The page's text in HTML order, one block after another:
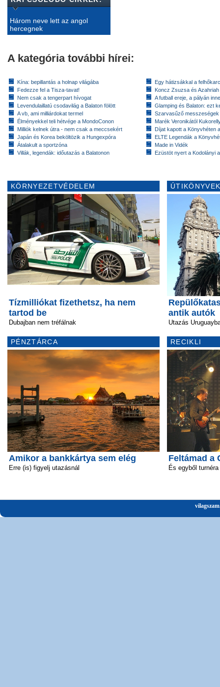
Három neve lett az angol
hercegnek
A kategória további hírei:
Kína: bepillantás a holnap világába
Fedezze fel a Tisza-tavat!
Nem csak a tengerpart hívogat
Levendulaillatú csodavilág a Balaton fölött
A vb, ami milliárdokat termel
Élményekkel teli hétvége a MondoConon
Milliók kelnek útra - nem csak a meccsekért
Japán és Korea beköltözik a Hungexpóra
Átalakult a sportzóna
Villák, legendák: időutazás a Balatonon
Egy hátizsákkal a
Koncz Zsuzsa és
A futball ereje, a pályán
Glamping és Balaton: ezt
Szarvasűző messzeségek
Marék Veronikától
Díjat kapott a Könyvhéten
ELTE Legendák a
Made in Vidék
Ezüstöt nyert a Kodolányi
KÖRNYEZETVÉDELEM
Tízmilliókat fizethetsz, ha nem
tartod be
Dubajban nem tréfálnak
PÉNZTÁRCA
Amikor a bankkártya sem elég
Erre (is) figyelj utazásnál
antik autók
Utazás
RECIKLI
Feltámad a
És egyből